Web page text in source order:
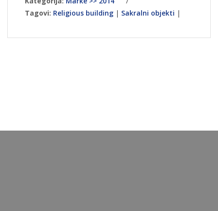
Tagovi: Religious building | Sakralni objekti |